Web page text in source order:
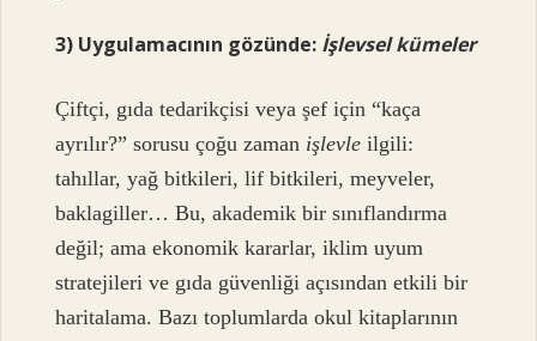
3) Uygulamacının gözünde: İşlevsel kümeler
Çiftçi, gıda tedarikçisi veya şef için “kaça
ayrılır?” sorusu çoğu zaman işlevle ilgili:
tahıllar, yağ bitkileri, lif bitkileri, meyveler,
baklagiller… Bu, akademik bir sınıflandırma
değil; ama ekonomik kararlar, iklim uyum
stratejileri ve gıda güvenliği açısından etkili bir
haritalama. Bazı toplumlarda okul kitaplarının